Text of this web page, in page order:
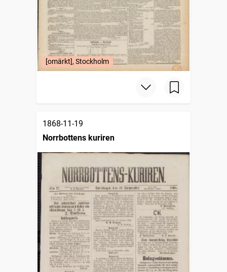
[omärkt], Stockholm
1868-11-19
Norrbottens kuriren